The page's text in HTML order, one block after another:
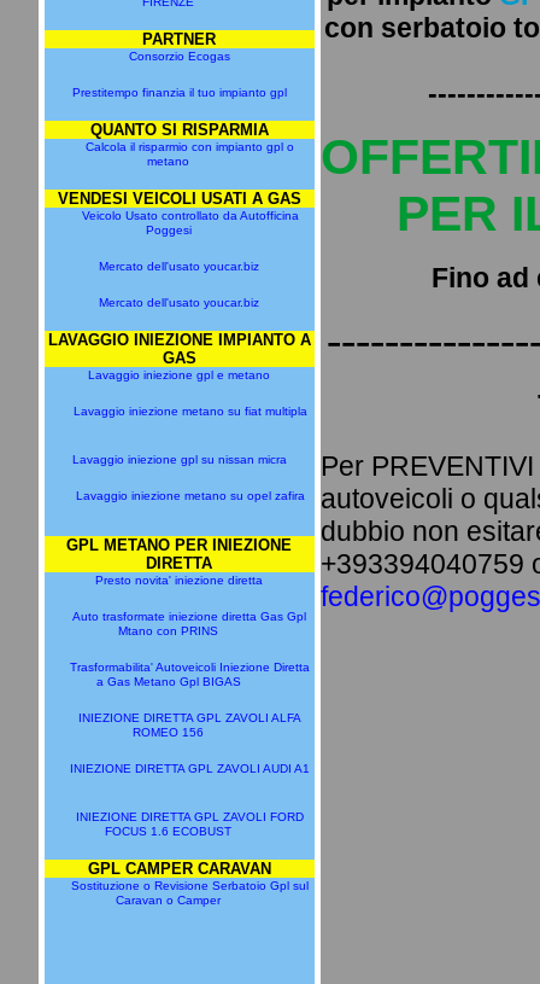
PARTNER
Consorzio Ecogas
Prestitempo finanzia il tuo impianto gpl
QUANTO SI RISPARMIA
Calcola il risparmio con impianto gpl o
metano
VENDESI VEICOLI USATI A GAS
Veicolo Usato controllato da Autofficina
Poggesi
Mercato dell'usato youcar.biz
Mercato dell'usato youcar.biz
LAVAGGIO INIEZIONE IMPIANTO A
GAS
Lavaggio iniezione gpl e metano
Lavaggio iniezione metano su fiat multipla
Lavaggio iniezione gpl su nissan micra
Lavaggio iniezione metano su opel zafira
GPL METANO PER INIEZIONE
DIRETTA
Presto novita' iniezione diretta
Auto trasformate iniezione diretta Gas Gpl
Mtano con PRINS
Trasformabilita' Autoveicoli Iniezione Diretta
a Gas Metano Gpl BIGAS
INIEZIONE DIRETTA GPL ZAVOLI ALFA
ROMEO 156
INIEZIONE DIRETTA GPL ZAVOLI AUDI A1
INIEZIONE DIRETTA GPL ZAVOLI FORD
FOCUS 1.6 ECOBUST
GPL CAMPER CARAVAN
Sostituzione o Revisione Serbatoio Gpl sul
Caravan o Camper
con serbatoio
PER
Fino ad
Per
autoveicoli o
dubbio non
+393394040759